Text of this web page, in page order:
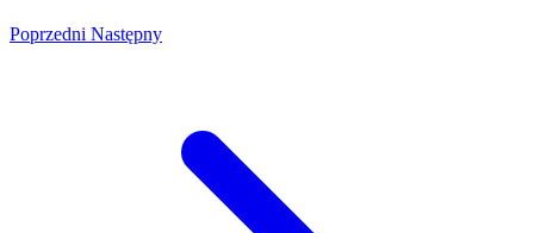
Poprzedni Następny